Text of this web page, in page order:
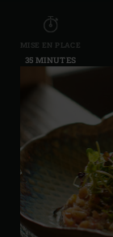
MISE EN PLACE
35 MINUTES